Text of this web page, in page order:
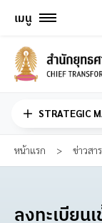
content
เมนู
STRATEGIC
หน้าแรก > ข่าวสาร
ลงทะเบียน